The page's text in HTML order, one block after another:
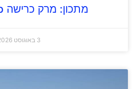
מתכון: מרק כרישה Leek Soup
3 באוגוסט 2026